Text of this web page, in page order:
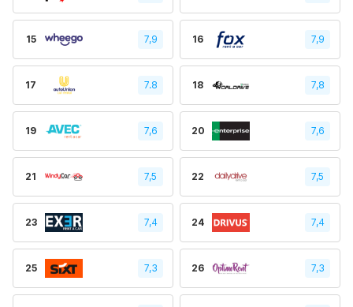
15 7,9 16 7,9
17 7.8 18 7,8
19 7,6 20 7,6
21 7,5 22 7,5
23 7,4 24 7,4
25 7,3 26 7,3